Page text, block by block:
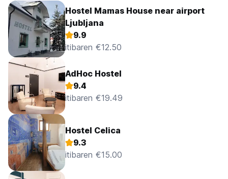
Hostel Mamas House near airport
Ljubljana
9.9
itibaren €12.50
AdHoc Hostel
9.4
itibaren €19.49
Hostel Celica
9.3
itibaren €15.00